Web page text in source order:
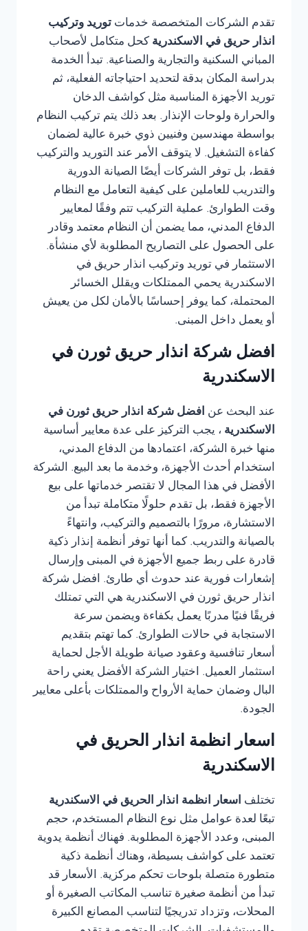
تقدم الشركات المتخصصة خدمات توريد وتركيب
انذار حريق في الاسكندرية كحل متكامل لأصحاب
المباني السكنية والتجارية والصناعية. تبدأ الخدمة
بدراسة المكان بدقة لتحديد احتياجاته الفعلية، ثم
توريد الأجهزة المناسبة مثل كواشف الدخان
والحرارة ولوحات الإنذار. بعد ذلك يتم تركيب النظام
بواسطة مهندسين وفنيين ذوي خبرة عالية لضمان
كفاءة التشغيل. لا يتوقف الأمر عند التوريد والتركيب
فقط، بل توفر الشركات أيضًا الصيانة الدورية
والتدريب للعاملين على كيفية التعامل مع النظام
وقت الطوارئ. عملية التركيب تتم وفقًا لمعايير
الدفاع المدني، مما يضمن أن النظام معتمد وقادر
على الحصول على التصاريح المطلوبة لأي منشأة.
الاستثمار في توريد وتركيب انذار حريق في
الاسكندرية يحمي الممتلكات ويقلل الخسائر
المحتملة، كما يوفر إحساسًا بالأمان لكل من يعيش
أو يعمل داخل المبنى.
افضل شركة انذار حريق ثورن في
الاسكندرية
عند البحث عن افضل شركة انذار حريق ثورن في
الاسكندرية ، يجب التركيز على عدة معايير أساسية
منها خبرة الشركة، اعتمادها من الدفاع المدني،
استخدام أحدث الأجهزة، وخدمة ما بعد البيع. الشركة
الأفضل في هذا المجال لا تقتصر خدماتها على بيع
الأجهزة فقط، بل تقدم حلولًا متكاملة تبدأ من
الاستشارة، مرورًا بالتصميم والتركيب، وانتهاءً
بالصيانة والتدريب. كما أنها توفر أنظمة إنذار ذكية
قادرة على ربط جميع الأجهزة في المبنى وإرسال
إشعارات فورية عند حدوث أي طارئ. افضل شركة
انذار حريق ثورن في الاسكندرية هي التي تمتلك
فريقًا فنيًا مدربًا يعمل بكفاءة ويضمن سرعة
الاستجابة في حالات الطوارئ. كما تهتم بتقديم
أسعار تنافسية وعقود صيانة طويلة الأجل لحماية
استثمار العميل. اختيار الشركة الأفضل يعني راحة
البال وضمان حماية الأرواح والممتلكات بأعلى معايير
الجودة.
اسعار انظمة انذار الحريق في
الاسكندرية
تختلف اسعار انظمة انذار الحريق في الاسكندرية
تبعًا لعدة عوامل مثل نوع النظام المستخدم، حجم
المبنى، وعدد الأجهزة المطلوبة. فهناك أنظمة يدوية
تعتمد على كواشف بسيطة، وهناك أنظمة ذكية
متطورة متصلة بلوحات تحكم مركزية. الأسعار قد
تبدأ من أنظمة صغيرة تناسب المكاتب الصغيرة أو
المحلات، وتزداد تدريجيًا لتناسب المصانع الكبيرة